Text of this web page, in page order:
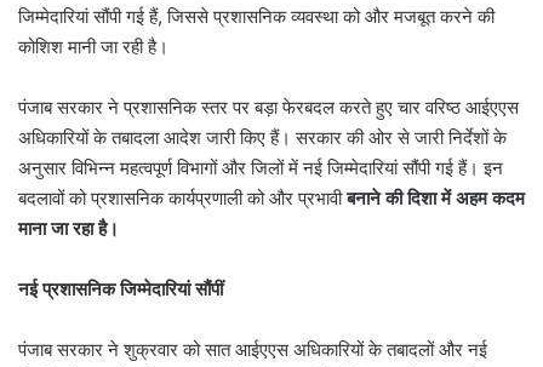
जिम्मेदारियां सौंपी गई हैं, जिससे प्रशासनिक व्यवस्था को और मजबूत करने की
कोशिश मानी जा रही है।
पंजाब सरकार ने प्रशासनिक स्तर पर बड़ा फेरबदल करते हुए चार वरिष्ठ आईएएस
अधिकारियों के तबादला आदेश जारी किए हैं। सरकार की ओर से जारी निर्देशों के
अनुसार विभिन्न महत्वपूर्ण विभागों और जिलों में नई जिम्मेदारियां सौंपी गई हैं। इन
बदलावों को प्रशासनिक कार्यप्रणाली को और प्रभावीबनाने की दिशा में अहम कदम
माना जा रहा है।
नई प्रशासनिक जिम्मेदारियां सौंपीं
पंजाब सरकार ने शुक्रवार को सात आईएएस अधिकारियों के तबादलों और नई